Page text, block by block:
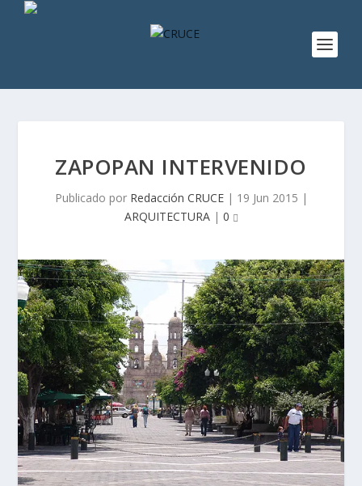
ZAPOPAN INTERVENIDO
Publicado por Redacción CRUCE| 19 Jun 2015 |
ARQUITECTURA| 0